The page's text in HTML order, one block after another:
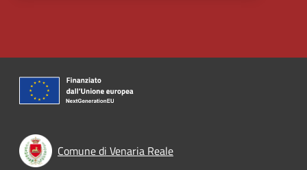
Comune di Venaria Reale